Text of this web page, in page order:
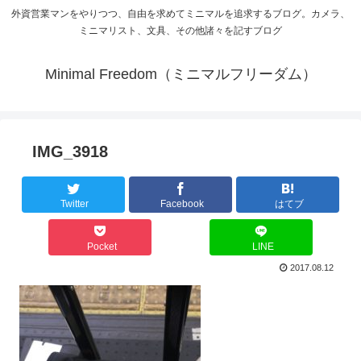
外資営業マンをやりつつ、自由を求めてミニマルを追求するブログ。カメラ、
ミニマリスト、文具、その他諸々を記すブログ
Minimal Freedom（ミニマルフリーダム）
IMG_3918
Twitter Facebook はてブ
Pocket LINE
2017.08.12